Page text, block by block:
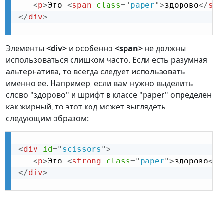
<p>Это <span class=" paper">здорово</
</div>
Элементы <div> и особенно <span> не должны
использоваться слишком часто. Если есть разумная
альтернатива, то всегда следует использовать
именно ее. Например, если вам нужно выделить
слово "здорово" и шрифт в классе "paper" определен
как жирный, то этот код может выглядеть
следующим образом:
<div id=" scissors ">
<p>Это <strong class=" paper">здорово</
</div>